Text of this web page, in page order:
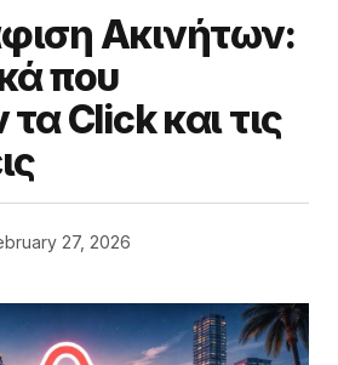
Ακινήτων:
που
Click και τις
27, 2026